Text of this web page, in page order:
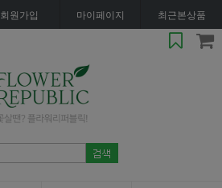
회원가입 마이페이지 최근본상품